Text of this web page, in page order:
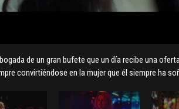
de un gran bufete que un día recibe una
convirtiéndose en la mujer que él siempre ha